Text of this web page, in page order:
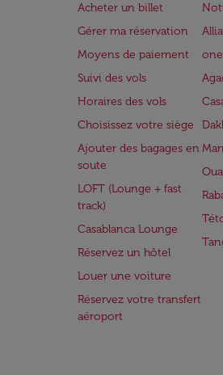
Acheter un billet
Gérer ma réservation
Moyens de paiement
Suivi des vols
Horaires des vols
Choisissez votre siège
Ajouter des bagages en
soute
LOFT (Lounge + fast
track)
Casablanca Lounge
Réservez un hôtel
Louer une voiture
Réservez votre transfert
aéroport